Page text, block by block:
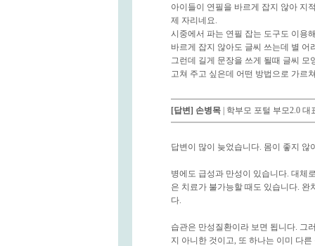
아이들이 연필을 바르게 잡지 않아 지
제 자리네요.
시중에서 파는 연필 잡는 도구도 이용
바르게 잡지 않아도 글씨 쓰는데 별 어
그런데 길게 문장을 쓰게 될때 글씨 모
고쳐 주고 싶은데 어떤 방법으로 가르
[답변] 손병목 | 학부모 포털 부모2.0 대
답변이 많이 늦었습니다. 몸이 좋지
병에도 급성과 만성이 있습니다. 대체
은 치료가 불가능할 때도 있습니다.
다.
습관은 만성질환이라 보면 됩니다. 그
지 아니한 것이고, 또 하나는 이미 다